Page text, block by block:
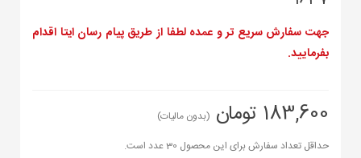
جهت سفارش سریع تر و عمده لطفا از طریق پیام رسان ایتا اقدام
بفرمایید.
183,600 تومان
(بدون مالیات)
حداقل تعداد سفارش برای این محصول 30 عدد است.